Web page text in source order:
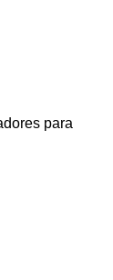
para